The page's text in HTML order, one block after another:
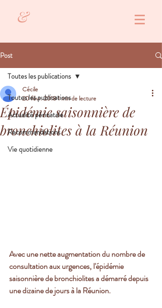
&
Post
Toutes les publications
Actualité périnatale
Recommandations
Vie quotidienne
Toutes les publications
Épidémie saisonnière de
bronchiolites à la Réunion
Cécile
20 févr. 20181 min de lecture
Avec une nette augmentation du nombre de
consultation aux urgences, l'épidémie
saisonnière de bronchiolites a démarré depuis
une dizaine de jours à la Réunion.